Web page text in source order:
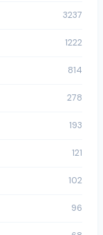
3237
1222
814
278
193
121
102
96